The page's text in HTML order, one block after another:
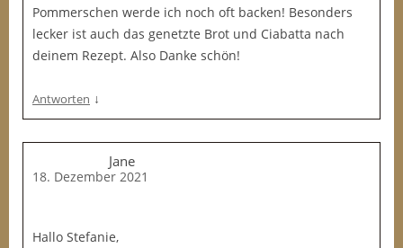
Pommerschen werde ich noch oft backen! Besonders
lecker ist auch das genetzte Brot und Ciabatta nach
deinem Rezept. Also Danke schön!
Antworten ↓
Jane
18. Dezember 2021
Hallo Stefanie,